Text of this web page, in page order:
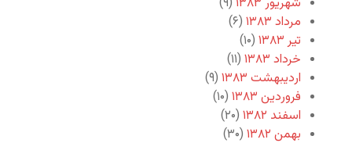
مرداد ۱۳۸۳
(۶)
تیر ۱۳۸۳
(۱۰)
خرداد ۱۳۸۳
(۱۱)
اردیبهشت ۱۳۸۳
(۹)
فروردین ۱۳۸۳
(۱۰)
اسفند ۱۳۸۲
(۲۰)
بهمن ۱۳۸۲
(۳۰)